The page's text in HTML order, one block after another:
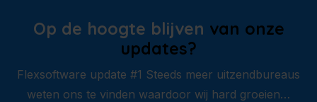
Op de hoogte blijven van onze
updates?
Flexsoftware update #1 Steeds meer uitzendbureaus
weten ons te vinden waardoor wij hard groeien…